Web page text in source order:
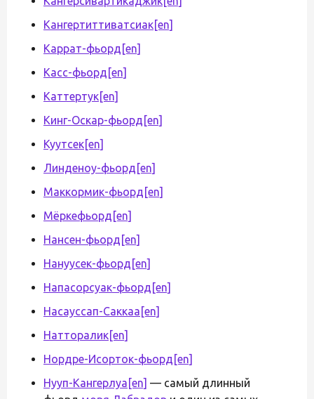
Кангертиттиватсиак[en]
Каррат-фьорд [en]
Касс-фьорд [en]
Каттертук[en]
Кинг-Оскар-фьорд [en]
Куутсек[en]
Линденоу-фьорд [en]
Маккормик-фьорд [en]
Мёркефьорд [en]
Нансен-фьорд [en]
Нануусек-фьорд [en]
Напасорсуак-фьорд [en]
Насауссап-Саккаа [en]
Натторалик[en]
Нордре-Исорток-фьорд [en]
Нууп-Кангерлуа [en] — самый длинный